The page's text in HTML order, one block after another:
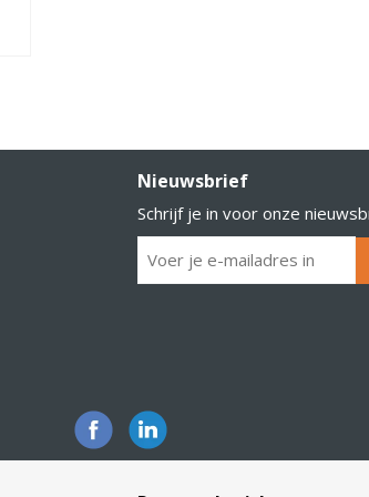
Nieuwsbrief
Schrijf je in voor onze